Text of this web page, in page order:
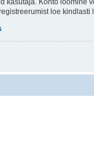
kasutaja. Konto loomine
loe